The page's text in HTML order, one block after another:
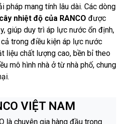
pháp mang tính lâu dài. Các dòng
nhiệt độ của RANCO được
giúp duy trì áp lực nước ổn định,
trong điều kiện áp lực nước
liệu chất lượng cao, bền bỉ theo
mô hình nhà ở từ nhà phố, chung
VIỆT NAM
là chuyên gia hàng đầu trong